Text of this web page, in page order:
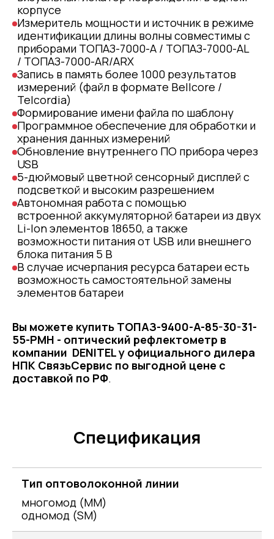
корпусе
Измеритель мощности и источник в режиме
идентификации длины волны совместимы с
приборами ТОПАЗ-7000-А / ТОПАЗ-7000-АL
/ ТОПАЗ-7000-AR/ARX
Запись в память более 1000 результатов
измерений (файл в формате Bellcore /
Telcordia)
Формирование имени файла по шаблону
Программное обеспечение для обработки и
хранения данных измерений
Обновление внутреннего ПО прибора через
USB
5-дюймовый цветной сенсорный дисплей с
подсветкой и высоким разрешением
Автономная работа с помощью
встроенной аккумуляторной батареи из двух
Li-Ion элементов 18650, а также
возможности питания от USB или внешнего
блока питания 5 В
В случае исчерпания ресурса батареи есть
возможность самостоятельной замены
элементов батареи
Вы можете купить ТОПАЗ-9400-A-85-30-31-
55-PMH - оптический рефлектометр в
компании DENITEL у официального дилера
НПК СвязьСервис по выгодной цене с
доставкой по РФ.
Спецификация
Тип оптоволоконной линии
многомод (MM)
одномод (SM)